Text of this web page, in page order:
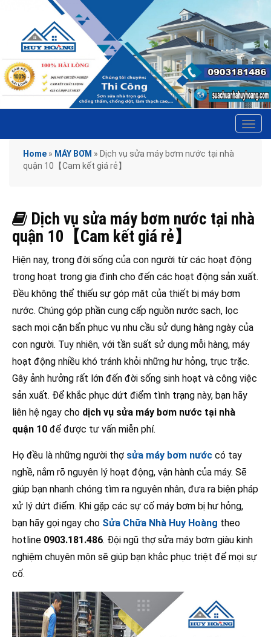
Home » MÁY BƠM » Dịch vụ sửa máy bơm nước tại nhà
quận 10【Cam kết giá rẻ】
Dịch vụ sửa máy bơm nước tại nhà
quận 10【Cam kết giá rẻ】
Hiện nay, trong đời sống của con người từ các hoạt động
trong hoạt trong gia đình cho đến các hoạt động sản xuất.
Đều không thể thiếu sự góp mặt của thiết bị máy bơm
nước. Chúng góp phần cung cấp nguồn nước sạch, lọc
sạch mọi cặn bẩn phục vụ nhu cầu sử dụng hàng ngày của
con người. Tuy nhiên, với tần suất sử dụng mỗi hàng, máy
hoạt động nhiều khó tránh khỏi những hư hỏng, trục trặc.
Gây ảnh hưởng rất lớn đến đời sống sinh hoạt và công việc
sản xuất. Để khắc phục dứt điểm tình trạng này, bạn hãy
liên hệ ngay cho dịch vụ sửa máy bơm nước tại nhà
quận 10 để được tư vấn miễn phí.
Họ đều là những người thợ sửa máy bơm nước có tay
nghề, nắm rõ nguyên lý hoạt động, vận hành của máy. Sẽ
giúp bạn nhanh chóng tìm ra nguyên nhân, đưa ra biện pháp
xử lý dứt điểm. Khi gặp các sự cố máy bơm bị hư hỏng,
bạn hãy gọi ngay cho Sửa Chữa Nhà Huy Hoàng theo
hotline 0903.181.486. Đội ngũ thợ sửa máy bơm giàu kinh
nghiệm chuyên môn sẽ giúp bạn khắc phục triệt để mọi sự
cố.